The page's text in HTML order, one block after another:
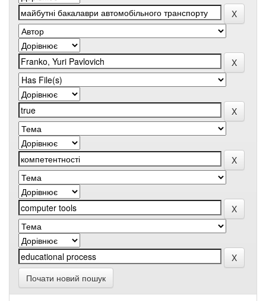
Почати новий пошук